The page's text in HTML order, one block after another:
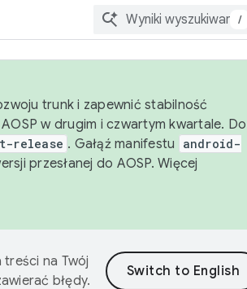
/
trunk i zapewnić stabilność
w drugim i czwartym kwartale. Do
release . Gałąź manifestu
android-
przesłanej do AOSP. Więcej
na Twój
błędy.